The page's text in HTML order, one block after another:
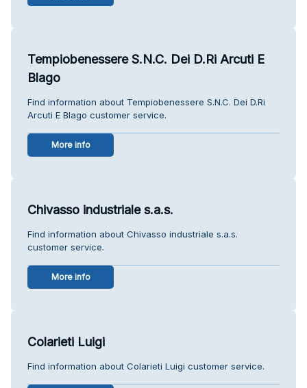
Tempiobenessere S.N.C. Dei D.Ri Arcuti E
Blago
Find information about Tempiobenessere S.N.C. Dei D.Ri
Arcuti E Blago customer service.
More info
Chivasso industriale s.a.s.
Find information about Chivasso industriale s.a.s.
customer service.
More info
Colarieti Luigi
Find information about Colarieti Luigi customer service.